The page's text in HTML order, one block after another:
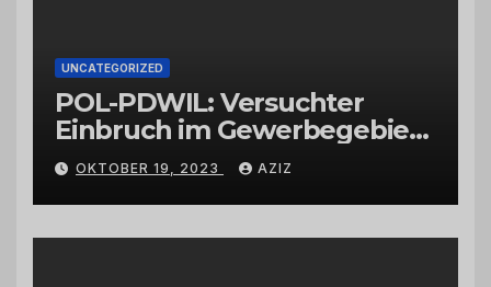
UNCATEGORIZED
POL-PDWIL: Versuchter
Einbruch im Gewerbegebiet
Wittlich
OKTOBER 19, 2023 AZIZ